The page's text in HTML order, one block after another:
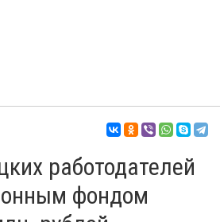
работодателей
фондом